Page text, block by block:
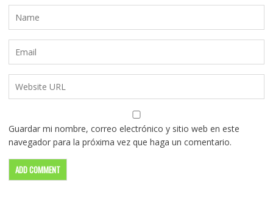
Guardar mi nombre, correo electrónico y sitio web en este
navegador para la próxima vez que haga un comentario.